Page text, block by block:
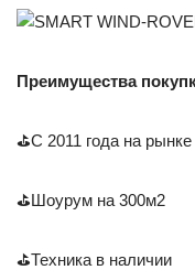
Преимущества
⛳С 2011 года на рынке
⛳Шоурум на 300м2
⛳Техника в наличии